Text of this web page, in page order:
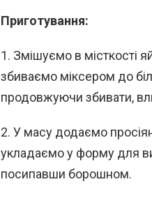
Приготування:
1. Змішуємо в місткості
збиваємо міксером до
продовжуючи збивати,
2. У масу додаємо
укладаємо у форму для
посипавши борошном.